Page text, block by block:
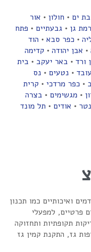
בת ים • חולון • אור
רמת גן • גבעתיים • פתח
• כפר סבא • הוד
• אבן יהודה • קדימה
ורד • באר יעקב • בית
• נטעים • נס
• כפר מרדכי • קרית
• מגשימים • בצרה
• אודים • תל מונד
ואיכותיים כמו תכנון
פרטיים, למפעלי
תקופתיות ותחזוקה
גז, התקנת קמין גז